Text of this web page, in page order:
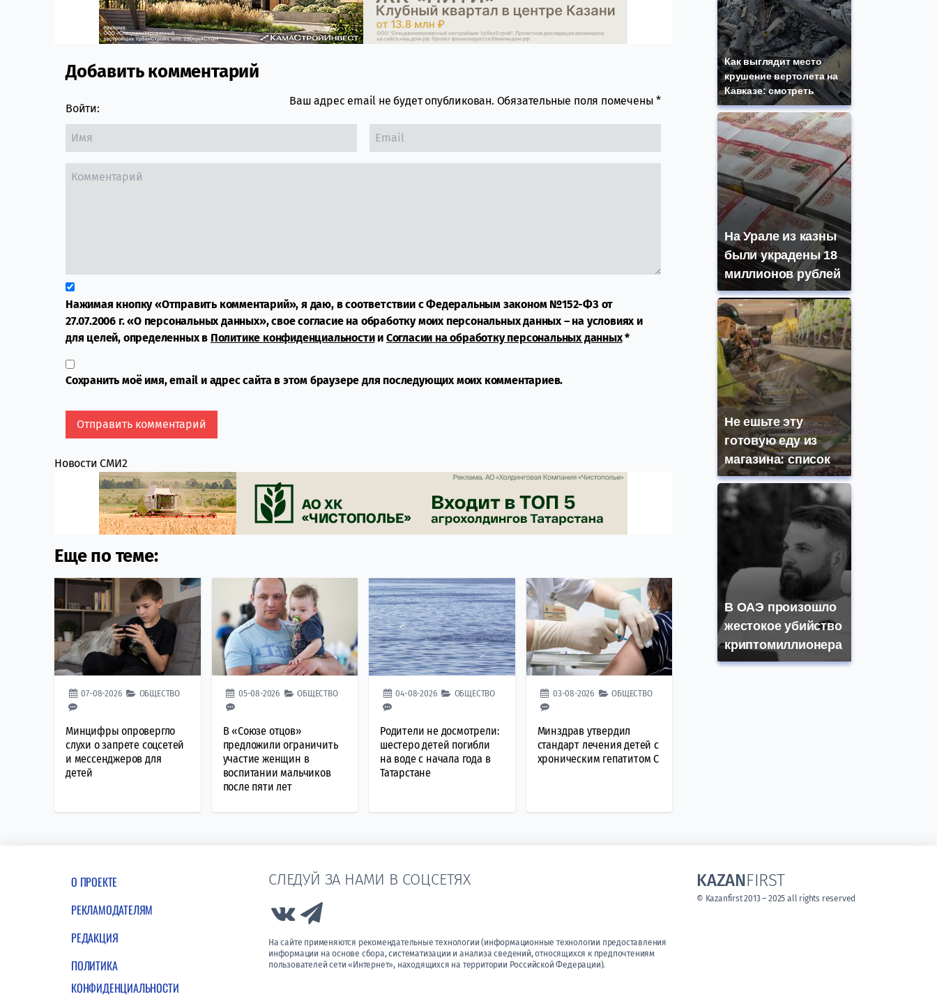
Comment section
Добавить комментарий
Войти:
Ваш адрес email не будет опубликован. Обязательные поля помечены*
Нажимая кнопку «Отправить комментарий», я даю, в соответствии с Федеральным законом №152-ФЗ от
27.07.2006 г. «О персональных данных», свое согласие на обработку моих персональных данных – на условиях и
для целей, определенных в Политике конфиденциальностии Согласии на обработку персональных данных*
Сохранить моё имя, email и адрес сайта в этом браузере для последующих моих комментариев.
Новости СМИ2
Еще по теме:
07-08-2026 ОБЩЕСТВО
Минцифры опровергло
слухи о запрете соцсетей
и мессенджеров для
детей
05-08-2026 ОБЩЕСТВО
В «Союзе отцов»
предложили ограничить
участие женщин в
воспитании мальчиков
после пяти лет
04-08-2026 ОБЩЕСТВО
Родители не досмотрели:
шестеро детей погибли
на воде с начала года в
Татарстане
03-08-2026 ОБЩЕСТВО
Минздрав утвердил
стандарт лечения детей с
хроническим гепатитом С
Как выглядит место
крушение вертолета на
Кавказе: смотреть
На Урале из казны
были украдены 18
миллионов рублей
Не ешьте эту
готовую еду из
магазина: список
В ОАЭ произошло
жестокое убийство
криптомиллионера
О ПРОЕКТЕ
РЕКЛАМОДАТЕЛЯМ
РЕДАКЦИЯ
ПОЛИТИКА
КОНФИДЕНЦИАЛЬНОСТИ
СЛЕДУЙ ЗА НАМИ В СОЦСЕТЯХ
Link to Vk
На сайте применяются рекомендательные технологии (информационные технологии предоставления
информации на основе сбора, систематизации и анализа сведений, относящихся к предпочтениям
пользователей сети «Интернет», находящихся на территории Российской Федерации).
KAZANFIRST
© Kazanfirst 2013 – 2025 all rights reserved